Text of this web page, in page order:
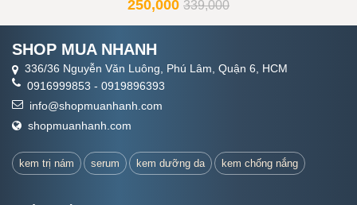
250,000 339,000
SHOP MUA NHANH
336/36 Nguyễn Văn Luông, Phú Lâm, Quận 6, HCM
0916999853 - 0919896393
info@shopmuanhanh.com
shopmuanhanh.com
kem trị nám serum kem dưỡng da kem chống nắng